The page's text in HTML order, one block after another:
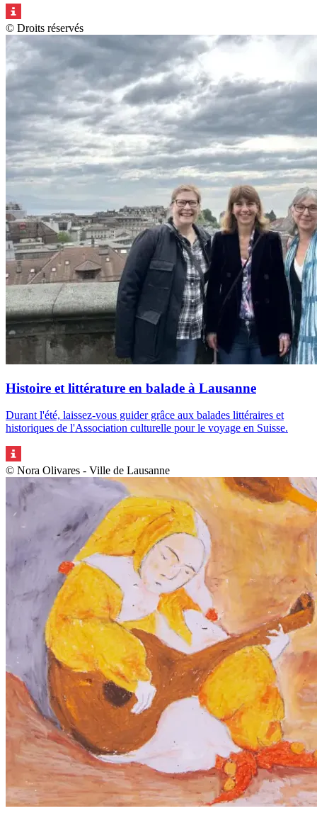
© Droits réservés
Histoire et littérature en balade à Lausanne
Durant l'été, laissez-vous guider grâce aux balades littéraires et
historiques de l'Association culturelle pour le voyage en Suisse.
© Nora Olivares - Ville de Lausanne